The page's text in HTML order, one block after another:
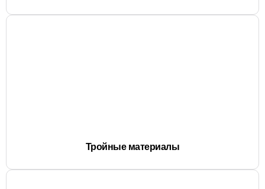
Тройные материалы